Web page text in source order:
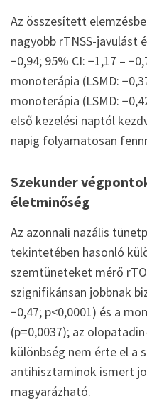
Az összesített
nagyobb rTNSS-javulást
−0,94; 95% CI: −1,17 –
monoterápia (LSMD:
monoterápia (LSMD:
első kezelési naptól
napig folyamatosan
Szekunder
életminőség
Az azonnali nazális
tekintetében hasonló
szemtüneteket mérő
szignifikánsan jobbnak
−0,47; p<0,0001) és a
(p=0,0037); az
különbség nem érte el a
antihisztaminok ismert
magyarázható.